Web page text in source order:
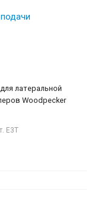
латеральной
Woodpecker
Е3Т